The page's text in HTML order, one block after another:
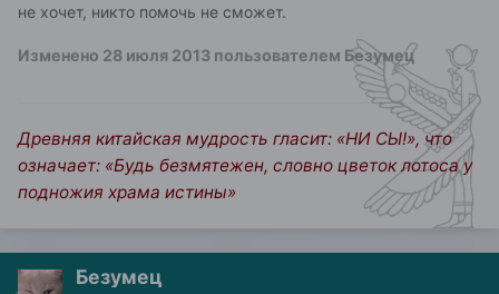
не хочет, никто помочь не сможет.
Изменено 28 июля 2013 пользователем Безумец
Древняя китайская мудрость гласит: «НИ СЫ!», что
означает: «Будь безмятежен, словно цветок лотоса у
подножия храма истины»
Безумец